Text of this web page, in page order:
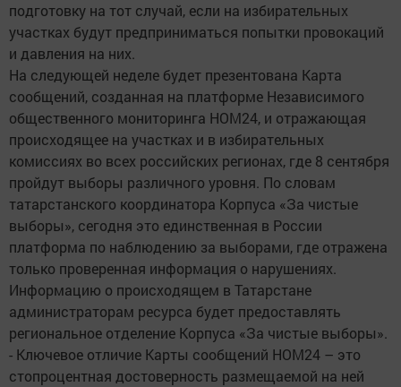
подготовку на тот случай, если на избирательных
участках будут предприниматься попытки провокаций
и давления на них.
На следующей неделе будет презентована Карта
сообщений, созданная на платформе Независимого
общественного мониторинга НОМ24, и отражающая
происходящее на участках и в избирательных
комиссиях во всех российских регионах, где 8 сентября
пройдут выборы различного уровня. По словам
татарстанского координатора Корпуса «За чистые
выборы», сегодня это единственная в России
платформа по наблюдению за выборами, где отражена
только проверенная информация о нарушениях.
Информацию о происходящем в Татарстане
администраторам ресурса будет предоставлять
региональное отделение Корпуса «За чистые выборы».
- Ключевое отличие Карты сообщений НОМ24 – это
стопроцентная достоверность размещаемой на ней